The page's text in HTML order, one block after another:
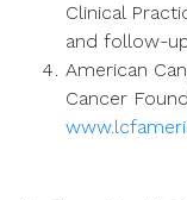
Clinical
and follow-
American
Cancer